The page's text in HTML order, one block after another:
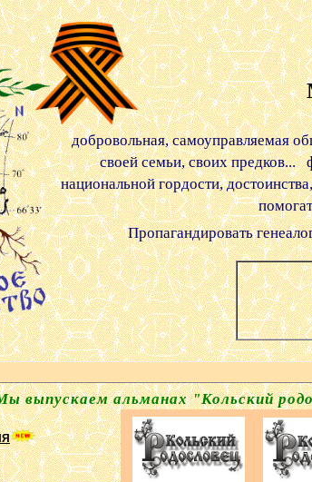
добровольная, самоуправляемая
своей семьи, своих предков...
национальной гордости,
Пропагандировать
выпускаем альманах "Кольский